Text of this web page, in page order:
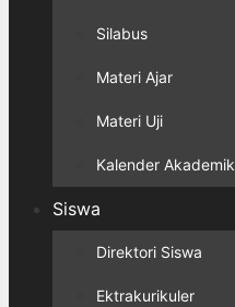
Silabus
Materi Ajar
Materi Uji
Kalender Akademik
Siswa
Direktori Siswa
Ektrakurikuler